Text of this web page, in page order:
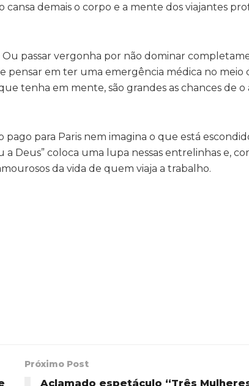
demais o corpo e a mente dos viajantes
passar vergonha por não dominar
pensar em ter uma emergência médica no meio
tenha em mente, são grandes as chances de
para Paris nem imagina o que está
a Deus” coloca uma lupa nessas entrelinhas e,
da vida de quem viaja a trabalho.
Próximo Post
Aclamado espetáculo “Três